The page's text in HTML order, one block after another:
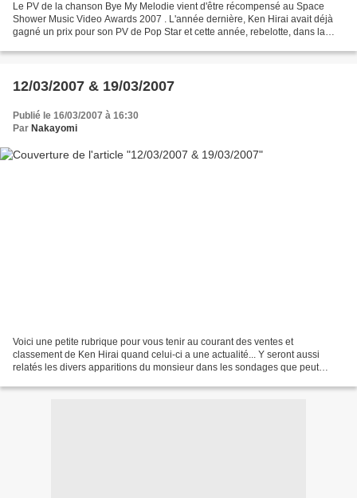
Le PV de la chanson Bye My Melodie vient d'être récompensé au Space
Shower Music Video Awards 2007 . L'année dernière, Ken Hirai avait déjà
gagné un prix pour son PV de Pop Star et cette année, rebelotte, dans la
12/03/2007 & 19/03/2007
Publié le 16/03/2007 à 16:30
Par Nakayomi
Voici une petite rubrique pour vous tenir au courant des ventes et
classement de Ken Hirai quand celui-ci a une actualité... Y seront aussi
relatés les divers apparitions du monsieur dans les sondages que peut